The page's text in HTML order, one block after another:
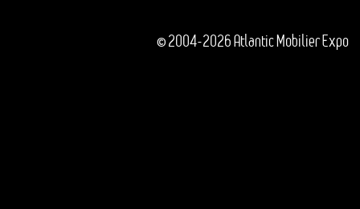
© 2004-2026 Atlantic Mobilier Expo